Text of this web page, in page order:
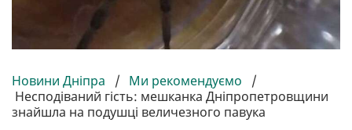
Новини Дніпра / Ми рекомендуємо
/
Несподіваний гість: мешканка Дніпропетровщини
знайшла на подушці величезного павука